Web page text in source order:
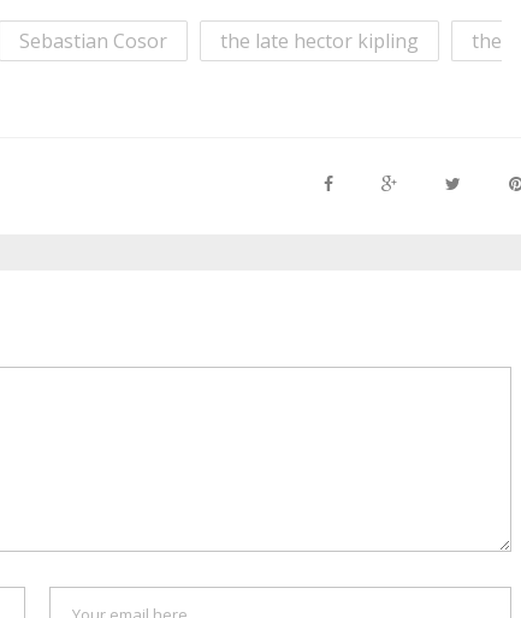
Sebastian Cosor the late hector kipling
the